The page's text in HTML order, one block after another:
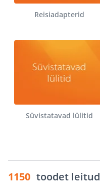
Reisiadapterid
Süvistatavad lülitid
1150 toodet leitud